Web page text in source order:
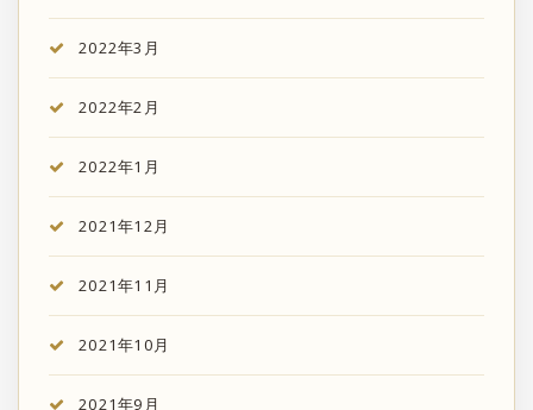
2022年3月
2022年2月
2022年1月
2021年12月
2021年11月
2021年10月
2021年9月